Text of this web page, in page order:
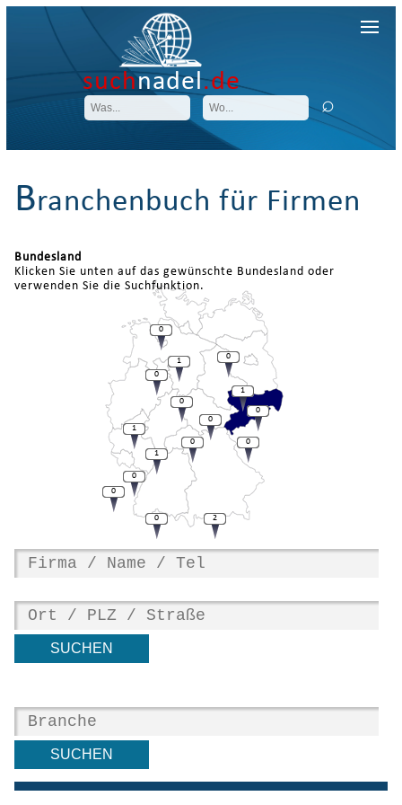
suchnadel.de
Branchenbuch für Firmen
Bundesland
Klicken Sie unten auf das gewünschte Bundesland oder
verwenden Sie die Suchfunktion.
0
0
1
1
0
0
1
0
0
0
0
1
0
0
0
2